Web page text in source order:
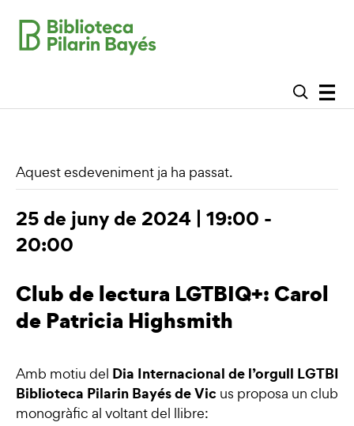
Aquest esdeveniment ja ha passat.
25 de juny de 2024 | 19:00 -
20:00
Club de lectura LGTBIQ+: Carol
de Patricia Highsmith
Amb motiu del Dia Internacional de l’orgull
Biblioteca Pilarin Bayés de Vic us proposa un club
monogràfic al voltant del llibre: